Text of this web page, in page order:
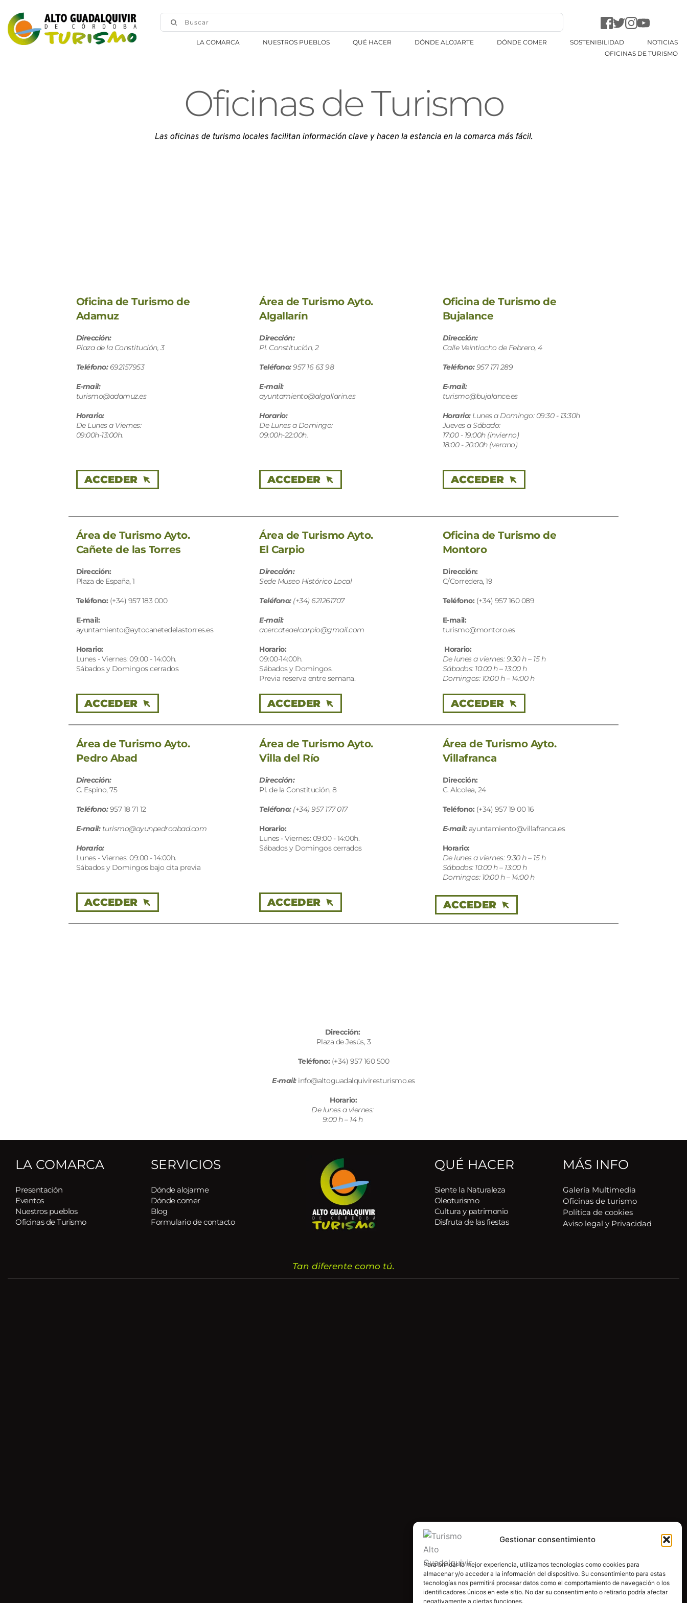
Gestionar consentimiento
Para brindar la mejor experiencia, utilizamos tecnologías como cookies para
almacenar y/o acceder a la información del dispositivo. Su consentimiento para estas
tecnologías nos permitirá procesar datos como el comportamiento de navegación o los
identificadores únicos en este sitio. No dar su consentimiento o retirarlo podría afectar
negativamente a ciertas funciones.
Buscar
LA COMARCA NUESTROS PUEBLOS QUÉ HACER DÓNDE ALOJARTE DÓNDE COMER SOSTENIBILIDAD
NOTICIAS
OFICINAS DE TURISMO
Oficinas de Turismo
Las oficinas de turismo locales facilitan información clave y hacen la estancia en la comarca más fácil.
Oficina de Turismo de
Adamuz
Dirección:
Plaza de la Constitución, 3
Teléfono: 692157953
E-mail:
turismo@adamuz.es
Horario:
De Lunes a Viernes:
09:00h-13:00h.
ACCEDER
Área de Turismo Ayto.
Algallarín
Dirección:
Pl. Constitución, 2
Teléfono: 957 16 63 98
E-mail:
ayuntamiento@algallarin.es
Horario:
De Lunes a Domingo:
09:00h-22:00h.
ACCEDER
Oficina de Turismo de
Bujalance
Dirección:
Calle Veintiocho de Febrero, 4
Teléfono: 957 171 289
E-mail:
turismo@bujalance.es
Horario: Lunes a Domingo: 09:30 - 13:30h
Jueves a Sábado:
17:00 - 19:00h (invierno)
18:00 - 20:00h (verano)
ACCEDER
Área de Turismo Ayto.
Cañete de las Torres
Dirección:
Plaza de España, 1
Teléfono: (+34) 957 183 000
E-mail:
ayuntamiento@aytocanetedelastorres.es
Horario:
Lunes - Viernes: 09:00 - 14:00h.
Sábados y Domingos cerrados
ACCEDER
Área de Turismo Ayto.
El Carpio
Dirección:
Sede Museo Histórico Local
Teléfono: (+34) 621261707
E-mail:
acercateaelcarpio@gmail.com
Horario:
09:00-14:00h.
Sábados y Domingos.
Previa reserva entre semana.
ACCEDER
Oficina de Turismo de
Montoro
Dirección:
C/Corredera, 19
Teléfono: (+34) 957 160 089
E-mail:
turismo@montoro.es
Horario:
De lunes a viernes: 9:30 h – 15 h
Sábados: 10:00 h – 13:00 h
Domingos: 10:00 h – 14:00 h
ACCEDER
Área de Turismo Ayto.
Pedro Abad
Dirección:
C. Espino, 75
Teléfono: 957 18 71 12
E-mail: turismo@ayunpedroabad.com
Horario:
Lunes - Viernes: 09:00 - 14:00h.
Sábados y Domingos bajo cita previa
ACCEDER
Área de Turismo Ayto.
Villa del Río
Dirección:
Pl. de la Constitución, 8
Teléfono: (+34) 957 177 017
Horario:
Lunes - Viernes: 09:00 - 14:00h.
Sábados y Domingos cerrados
ACCEDER
Área de Turismo Ayto.
Villafranca
Dirección:
C. Alcolea, 24
Teléfono: (+34) 957 19 00 16
E-mail: ayuntamiento@villafranca.es
Horario:
De lunes a viernes: 9:30 h – 15 h
Sábados: 10:00 h – 13:00 h
Domingos: 10:00 h – 14:00 h
ACCEDER
Dirección:
Plaza de Jesús, 3
Teléfono: (+34) 957 160 500
E-mail: info@altoguadalquiviresturismo.es
Horario:
De lunes a viernes:
9:00 h – 14 h
LA COMARCA
Presentación
Eventos
Nuestros pueblos
Oficinas de Turismo
SERVICIOS
Dónde alojarme
Dónde comer
Blog
Formulario de contacto
QUÉ HACER
Siente la Naturaleza
Oleoturismo
Cultura y patrimonio
Disfruta de las fiestas
MÁS INFO
Galería Multimedia
Oficinas de turismo
Política de cookies
Aviso legal y Privacidad
Tan diferente como tú.